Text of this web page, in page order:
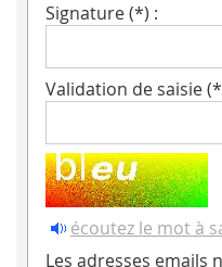
Signature (*) :
Validation de saisie
écoutez le mot à
Les adresses emails